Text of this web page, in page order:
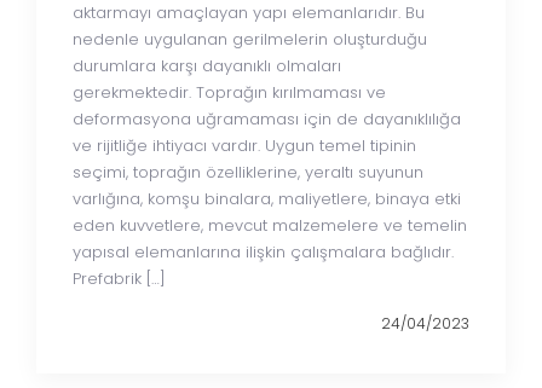
aktarmayı amaçlayan yapı elemanlarıdır. Bu
nedenle uygulanan gerilmelerin oluşturduğu
durumlara karşı dayanıklı olmaları
gerekmektedir. Toprağın kırılmaması ve
deformasyona uğramaması için de dayanıklılığa
ve rijitliğe ihtiyacı vardır. Uygun temel tipinin
seçimi, toprağın özelliklerine, yeraltı suyunun
varlığına, komşu binalara, maliyetlere, binaya etki
eden kuvvetlere, mevcut malzemelere ve temelin
yapısal elemanlarına ilişkin çalışmalara bağlıdır.
Prefabrik […]
24/04/2023